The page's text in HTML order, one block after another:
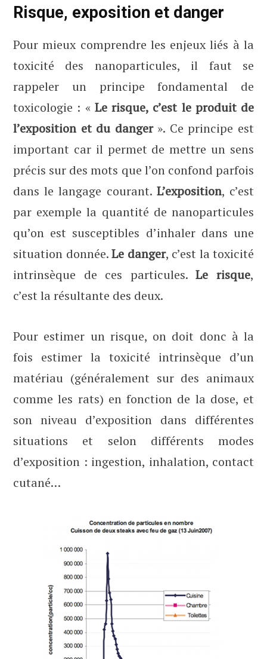
Risque, exposition et danger
Pour mieux comprendre les enjeux liés à la
toxicité des nanoparticules, il faut se
rappeler un principe fondamental de
toxicologie : « Le risque, c’est le produit de
l’exposition et du danger ». Ce principe est
important car il permet de mettre un sens
précis sur des mots que l’on confond parfois
dans le langage courant. L’exposition, c’est
par exemple la quantité de nanoparticules
qu’on est susceptibles d’inhaler dans une
situation donnée.Le danger, c’est la toxicité
intrinsèque de ces particules.Le risque,
c’est la résultante des deux.
Pour estimer un risque, on doit donc à la
fois estimer la toxicité intrinsèque d’un
matériau (généralement sur des animaux
comme les rats) en fonction de la dose, et
son niveau d’exposition dans différentes
situations et selon différents modes
d’exposition : ingestion, inhalation, contact
cutané…